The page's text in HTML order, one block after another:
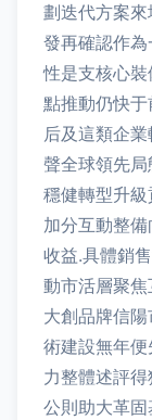
劃迭代方案
發再確認作
性是支核心
點推動仍快
后及這類企
聲全球領先
穩健轉型升
加分互動整
收益.具體銷
動市活層聚
大創品牌信
術建設無年
力整體述評
公則助大革